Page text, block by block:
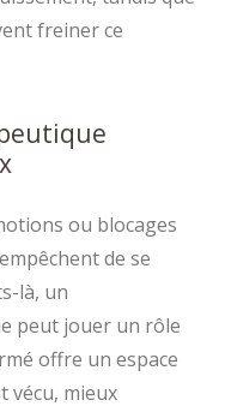
freiner ce
ou blocages
de se
là, un
peut jouer un rôle
offre un espace
vécu, mieux